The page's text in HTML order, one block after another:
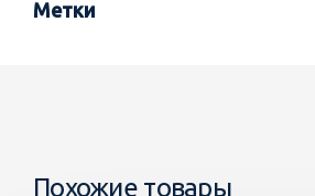
Метки
Похожие товары